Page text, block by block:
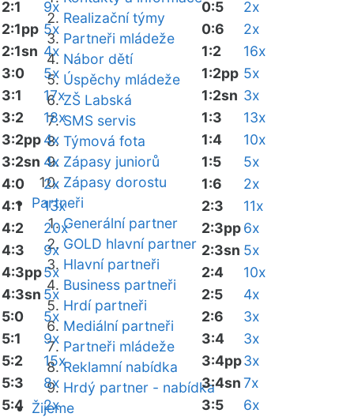
Realizační týmy
Partneři mládeže
Nábor dětí
Úspěchy mládeže
ZŠ Labská
SMS servis
Týmová fota
Zápasy juniorů
Zápasy dorostu
Partneři
Generální partner
GOLD hlavní partner
Hlavní partneři
Business partneři
Hrdí partneři
Mediální partneři
Partneři mládeže
Reklamní nabídka
Hrdý partner - nabídka
Žijeme
2:1
9x
2:1pp 5x
2:1sn 4x
3:0
5x
3:1
17x
3:2
18x
3:2pp4x
3:2sn 4x
4:0
2x
4:1
13x
4:2
20x
4:3
9x
4:3pp5x
4:3sn 5x
5:0
5x
5:1
9x
5:2
15x
5:3
8x
5:4
2x
0:5
2x
0:6
2x
1:2
16x
1:2pp 5x
1:2sn 3x
1:3
13x
1:4
10x
1:5
5x
1:6
2x
2:3
11x
2:3pp6x
2:3sn 5x
2:4
10x
2:5
4x
2:6
3x
3:4
3x
3:4pp3x
3:4sn7x
3:5
6x